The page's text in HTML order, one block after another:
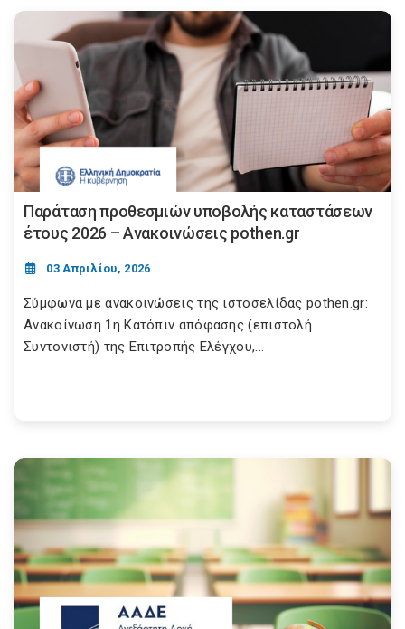
Παράταση προθεσμιών υποβολής καταστάσεων
έτους 2026 – Ανακοινώσεις pothen.gr
03 Απριλίου, 2026
Σύμφωνα με ανακοινώσεις της ιστοσελίδας pothen.gr:
Ανακοίνωση 1η Κατόπιν απόφασης (επιστολή
Συντονιστή) της Επιτροπής Ελέγχου,...